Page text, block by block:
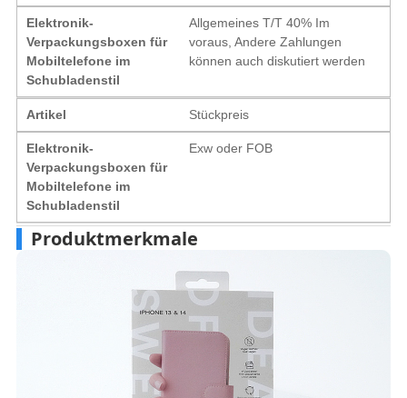
Elektronik-
Verpackungsboxen für
Mobiltelefone im
Schubladenstil
Allgemeines T/T 40% Im
voraus, Andere Zahlungen
können auch diskutiert werden
Artikel Stückpreis
Elektronik-
Verpackungsboxen für
Mobiltelefone im
Schubladenstil
Exw oder FOB
Produktmerkmale